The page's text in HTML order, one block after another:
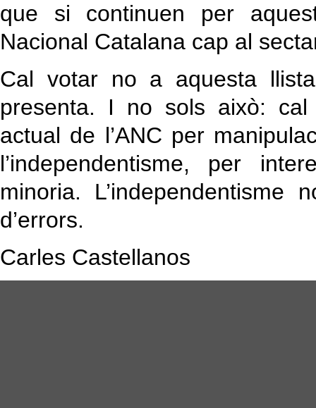
que si continuen per
Nacional Catalana cap al
Cal votar no a aquesta
presenta. I no sols això: cal
actual de l’ANC per
l’independentisme, per
minoria.
d’errors.
Carles Castellanos